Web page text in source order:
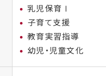
乳児保育Ⅰ
子育て支援
教育実習指導
幼児・児童文化